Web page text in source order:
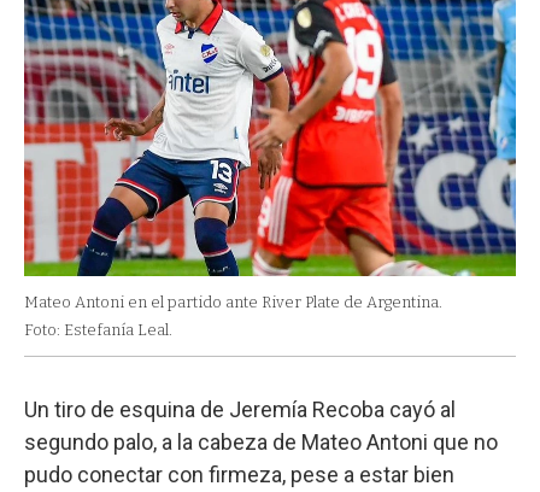
Mateo Antoni en el partido ante River Plate de Argentina.
Foto: Estefanía Leal.
Un tiro de esquina de Jeremía Recoba cayó al
segundo palo, a la cabeza de Mateo Antoni que no
pudo conectar con firmeza, pese a estar bien